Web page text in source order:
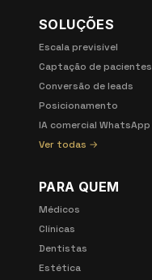
SOLUÇÕES
Escala previsível
Captação de pacientes
Conversão de leads
Posicionamento
IA comercial WhatsApp
Ver todas →
PARA QUEM
Médicos
Clínicas
Dentistas
Estética